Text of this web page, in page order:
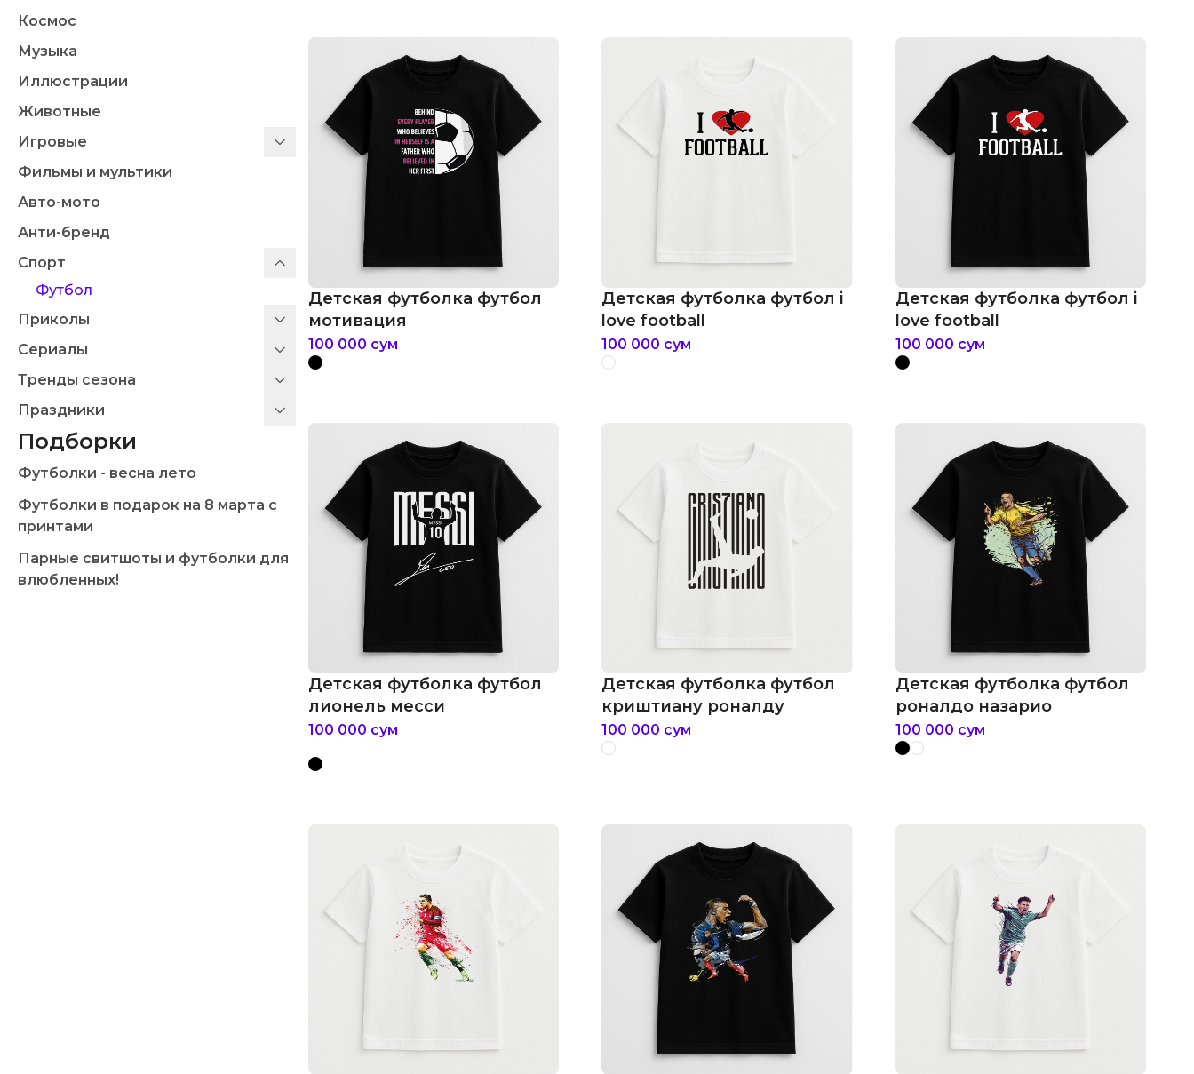
Космос
Музыка
Иллюстрации
Животные
Игровые
Фильмы и мультики
Авто-мото
Анти-бренд
Спорт
Футбол
Приколы
Сериалы
Тренды сезона
Праздники
Подборки
Футболки - весна лето
Футболки в подарок на 8 марта с
принтами
Парные свитшоты и футболки для
влюбленных!
Детская футболка футбол
мотивация
100 000 сум
Детская футболка футбол i
love football
100 000 сум
Детская футболка футбол i
love football
100 000 сум
Детская футболка футбол
лионель месси
100 000 сум
Детская футболка футбол
криштиану роналду
100 000 сум
Детская футболка футбол
роналдо назарио
100 000 сум